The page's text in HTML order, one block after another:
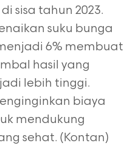
sisa tahun 2023.
suku bunga
6% membuat
hasil yang
lebih tinggi.
biaya
mendukung
sehat. (Kontan)